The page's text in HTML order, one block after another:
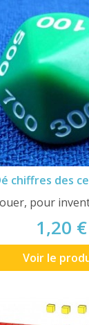
chiffres des
pour
1,20 €
Voir le